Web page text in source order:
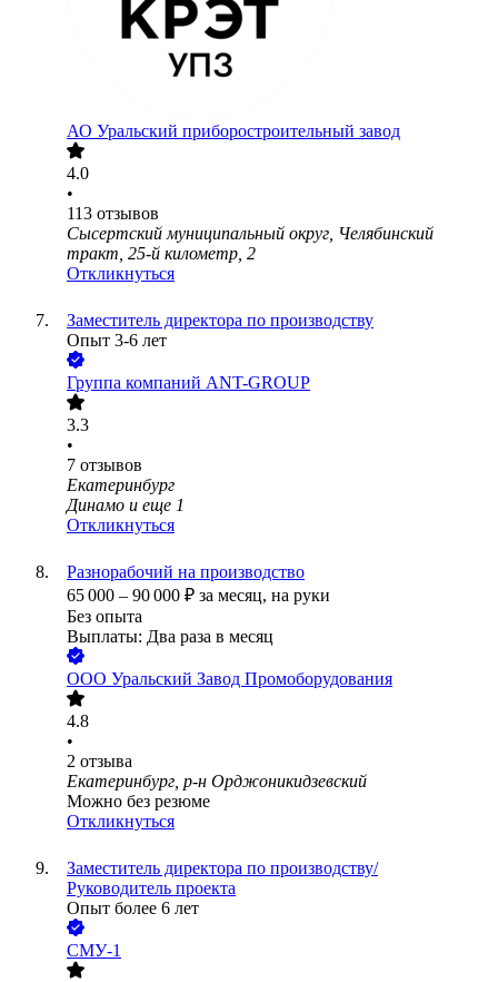
АО Уральский приборостроительный завод
4.0
•
113 отзывов
Сысертский муниципальный округ, Челябинский
тракт, 25-й километр, 2
Откликнуться
Заместитель директора по производству
Опыт 3-6 лет
Группа компаний ANT-GROUP
3.3
•
7 отзывов
Екатеринбург
Динамо и еще 1
Откликнуться
Разнорабочий на производство
65 000 – 90 000 ₽ за месяц, на руки
Без опыта
Выплаты: Два раза в месяц
ООО Уральский Завод Промоборудования
4.8
•
2 отзыва
Екатеринбург, р-н Орджоникидзевский
Можно без резюме
Откликнуться
Заместитель директора по производству/
Руководитель проекта
Опыт более 6 лет
СМУ-1